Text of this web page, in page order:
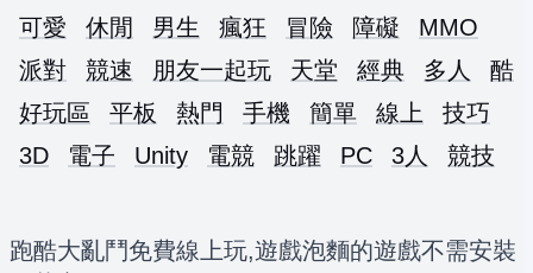
可愛
休閒 男生 瘋狂 冒險 障礙
MMO
派對
競速 朋友一起玩 天堂 經典 多人
酷
好玩區
平板 熱門 手機 簡單 線上
技巧
3D
電子 Unity 電競 跳躍 PC 3人 競技
跑酷大亂鬥免費線上玩,遊戲泡麵的遊戲不需安裝